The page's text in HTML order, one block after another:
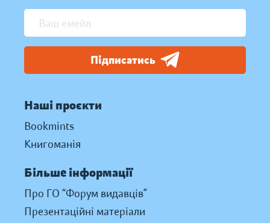
Підписатись
Наші проєкти
Bookmints
Книгоманія
Більше інформації
Про ГО “Форум видавців”
Презентаційні матеріали